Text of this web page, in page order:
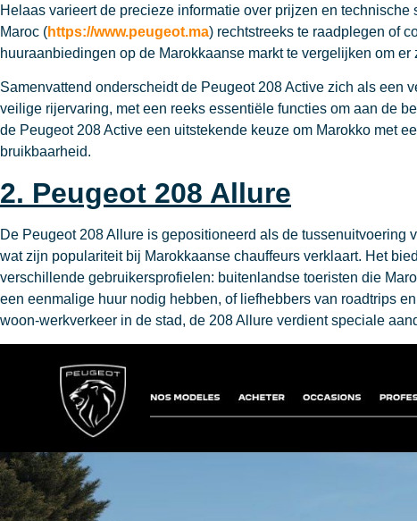
Helaas varieert de precieze informatie over prijzen en
Maroc (https://www.peugeot.ma) rechtstreeks te raadplegen of
huuraanbiedingen op de Marokkaanse markt te vergelijken om
Samenvattend onderscheidt de Peugeot 208 Active zich als een
veilige rijervaring, met een reeks essentiële functies om aan de
de Peugeot 208 Active een uitstekende keuze om Marokko met
bruikbaarheid.
2. Peugeot 208 Allure
De Peugeot 208 Allure is gepositioneerd als de tussenuitvoering
wat zijn populariteit bij Marokkaanse chauffeurs verklaart. Het
verschillende gebruikersprofielen: buitenlandse toeristen die
een eenmalige huur nodig hebben, of liefhebbers van roadtrips
woon-werkverkeer in de stad, de 208 Allure verdient speciale